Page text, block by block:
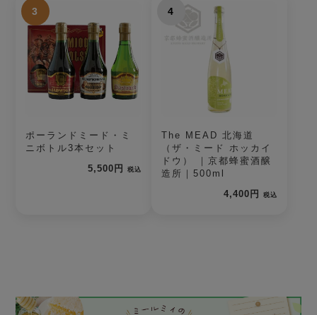
3
ポーランドミード・ミ
ニボトル3本セット
5,500円
税込
4
The MEAD 北海道
（ザ・ミード ホッカイ
ドウ） ｜京都蜂蜜酒醸
造所｜500ml
4,400円
税込